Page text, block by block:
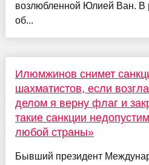
возлюбленной Юлией Ван. В
об...
Илюмжинов снимет
шахматистов, если
делом я верну флаг и
такие санкции
любой страны»
Бывший президент